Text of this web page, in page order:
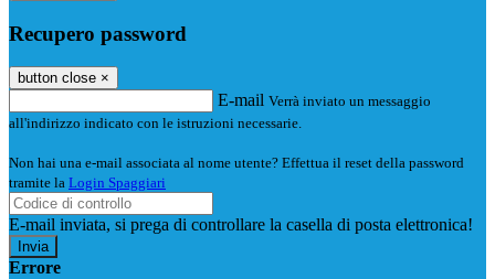
Recupero password
button close ×
E-mail Verrà inviato un messaggio
all'indirizzo indicato con le istruzioni necessarie.
Non hai una e-mail associata al nome utente? Effettua il reset della password
tramite la Login Spaggiari
E-mail inviata, si prega di controllare la casella di posta elettronica!
Errore